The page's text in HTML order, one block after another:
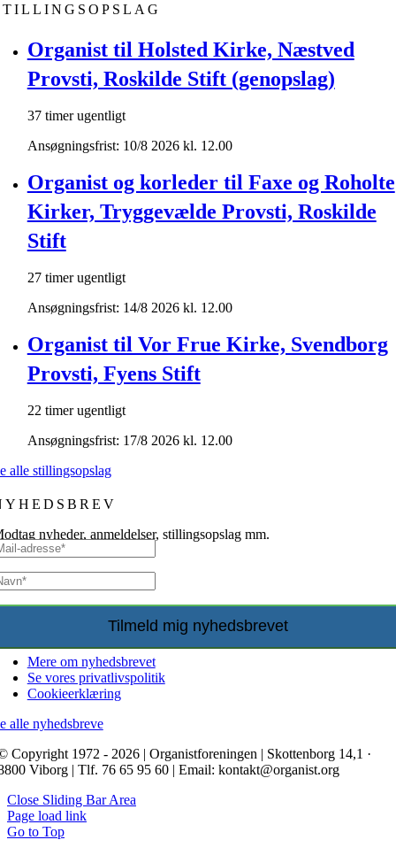
Organist til Holsted Kirke, Næstved
Provsti, Roskilde Stift (genopslag)
37 timer ugentligt
Ansøgningsfrist: 10/8 2026 kl. 12.00
Organist og korleder til Faxe og Roholte
Kirker, Tryggevælde Provsti, Roskilde
Stift
27 timer ugentligt
Ansøgningsfrist: 14/8 2026 kl. 12.00
Organist til Vor Frue Kirke, Svendborg
Provsti, Fyens Stift
22 timer ugentligt
Ansøgningsfrist: 17/8 2026 kl. 12.00
alle stillingsopslag
nyheder, anmeldelser, stillingsopslag mm.
Mere om nyhedsbrevet
Se vores privatlivspolitik
Cookieerklæring
alle nyhedsbreve
Copyright 1972 - 2026 | Organistforeningen | Skottenborg 14,1 ·
Viborg | Tlf. 76 65 95 60 | Email: kontakt@organist.org
Close Sliding Bar Area
Page load link
Go to Top